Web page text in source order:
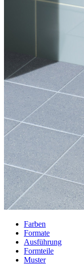
Farben
Formate
Ausführung
Formteile
Muster